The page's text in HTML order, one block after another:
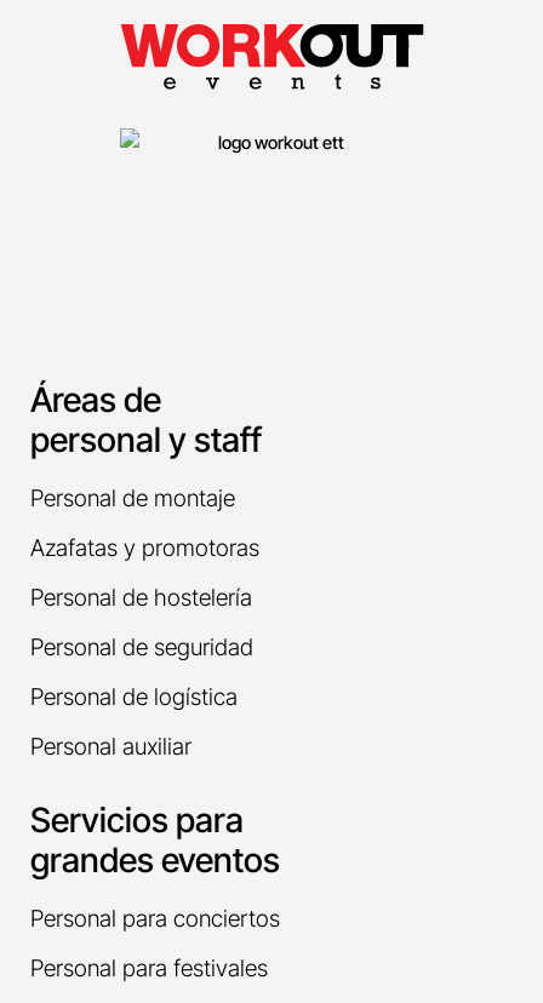
Áreas de
personal y staff
Personal de montaje
Azafatas y promotoras
Personal de hostelería
Personal de seguridad
Personal de logística
Personal auxiliar
Servicios para
grandes eventos
Personal para conciertos
Personal para festivales